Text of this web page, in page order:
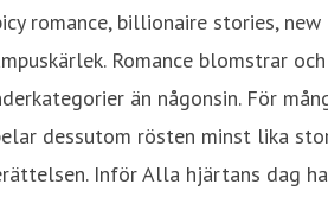
romance, billionaire stories,
Romance blomstrar
än någonsin. För
dessutom rösten minst lika
Inför Alla hjärtans dag